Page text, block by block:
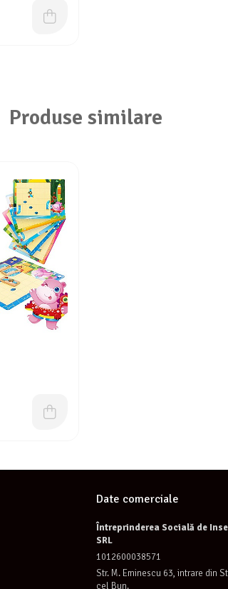
Produse similare
Date comerciale
Întreprinderea Socială de
SRL
1012600038571
Str. M. Eminescu 63, intrare din
cel Bun.